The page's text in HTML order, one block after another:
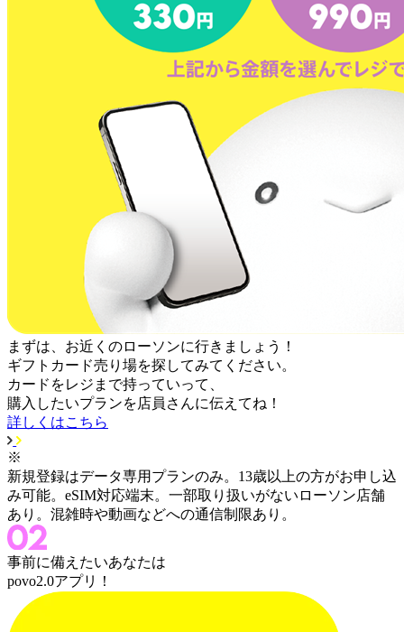
まずは、お近くのローソンに行きましょう！
ギフトカード売り場を探してみてください。
カードをレジまで持っていって、
購入したいプランを店員さんに伝えてね！
詳しくはこちら
※
新規登録はデータ専用プランのみ。13歳以上の方がお申し込
み可能。eSIM対応端末。一部取り扱いがないローソン店舗
あり。混雑時や動画などへの通信制限あり。
事前に備えたいあなたは
povo2.0アプリ！